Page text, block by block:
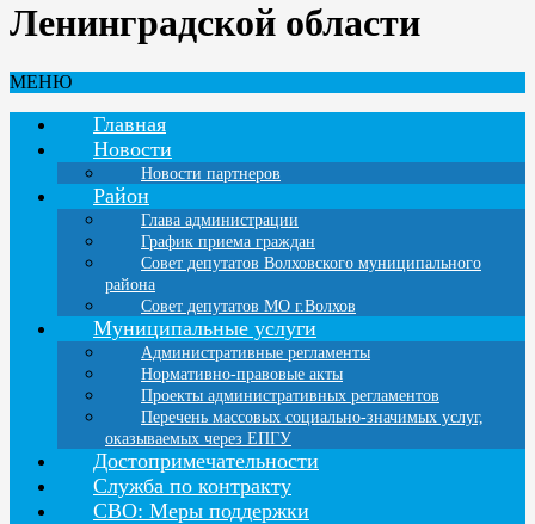
Ленинградской области
МЕНЮ
Главная
Новости
Новости партнеров
Район
Глава администрации
График приема граждан
Совет депутатов Волховского муниципального
района
Совет депутатов МО г.Волхов
Муниципальные услуги
Административные регламенты
Нормативно-правовые акты
Проекты административных регламентов
Перечень массовых социально-значимых услуг,
оказываемых через ЕПГУ
Достопримечательности
Служба по контракту
СВО: Меры поддержки